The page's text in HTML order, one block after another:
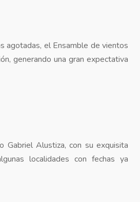
agotadas, el Ensamble de vientos
generando una gran expectativa
Gabriel Alustiza, con su exquisita
localidades con fechas ya